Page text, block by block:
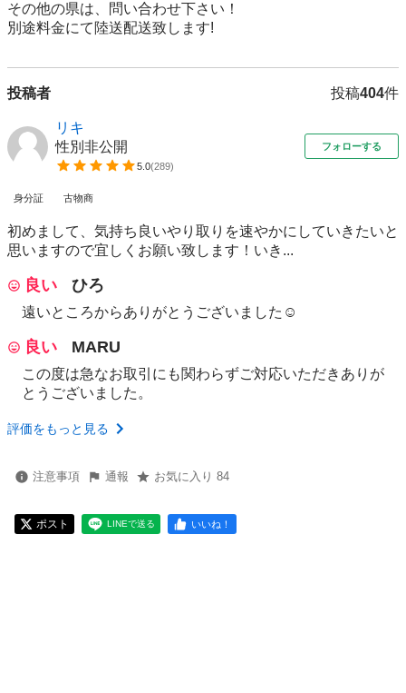
その他の県は、問い合わせ下さい！
投稿者 投稿404件
リキ
性別非公開
5.0(289)
フォローする
身分証 古物商
初めまして、気持ち良いやり取りを速やかにしていきたいと
思いますので宜しくお願い致します！いき...
良い ひろ
遠いところからありがとうございました☺️
良い MARU
この度は急なお取引にも関わらずご対応いただきありが
とうございました。
評価をもっと見る
注意事項 通報 お気に入り 84
ポスト LINEで送る いいね！